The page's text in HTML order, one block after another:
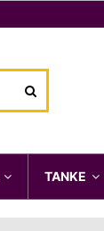
TANKE